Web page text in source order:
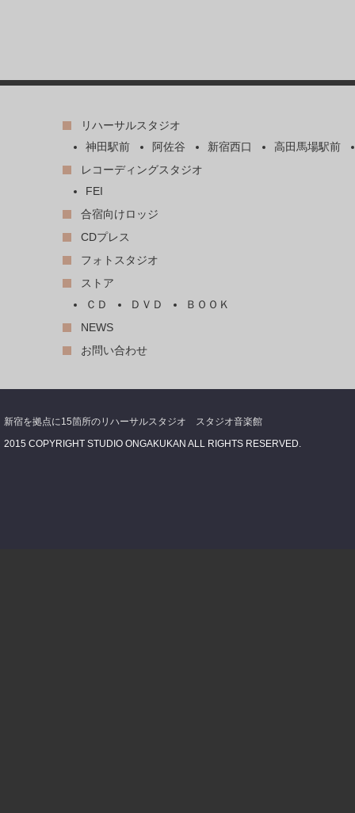
リハーサルスタジオ
神田駅前
阿佐谷 新宿西口
高田馬場駅前
レコーディングスタジオ
FEI
合宿向けロッジ
CDプレス
フォトスタジオ
ストア
ＣＤ
ＤＶＤ
ＢＯＯＫ
NEWS
お問い合わせ
新宿を拠点に15箇所のリハーサルスタジオ スタジオ音楽館
2015 COPYRIGHT STUDIO ONGAKUKAN ALL RIGHTS RESERVED.